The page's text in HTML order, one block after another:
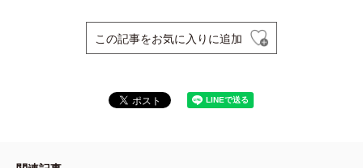
この記事をお気に入りに追加